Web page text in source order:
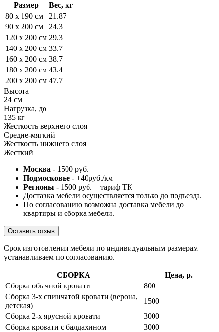
Размер
Вес, кг
80 x 190 см
21.87
90 x 200 см
24.3
120 x 200 см 29.3
140 x 200 см 33.7
160 x 200 см 38.7
180 x 200 см 43.4
200 x 200 см 47.7
Высота
24 см
Нагрузка, до
135 кг
Жесткость верхнего слоя
Средне-мягкий
Жесткость нижнего слоя
Жесткий
Москва - 1500 руб.
Подмосковье - +40руб./км
Регионы - 1500 руб. + тариф ТК
Доставка мебели осуществляется только до подъезда.
По согласованию возможна доставка мебели до
квартиры и сборка мебели.
Оставить отзыв
Срок изготовления мебели по индивидуальным размерам
устанавливаем по согласованию.
СБОРКА
Цена, р.
Сборка обычной кровати
800
Сборка 3-х спинчатой кровати (верона,
детская)
1500
Сборка 2-х ярусной кровати
3000
Сборка кровати с балдахином
3000